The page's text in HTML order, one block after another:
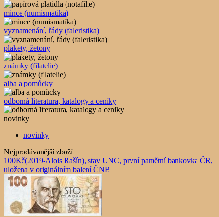
mince (numismatika)
vyznamenání, řády (faleristika)
plakety, žetony
známky (filatelie)
alba a pomůcky
odborná literatura, katalogy a ceníky
novinky
novinky
Nejprodávanější zboží
100Kč(2019-Alois Rašín), stav UNC, první pamětní bankovka ČR,
uložena v originálním balení ČNB